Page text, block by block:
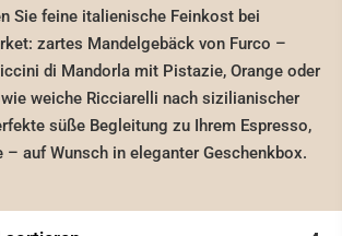
Sie feine italienische Feinkost bei
zartes Mandelgebäck von Furco –
di Mandorla mit Pistazie, Orange oder
weiche Ricciarelli nach sizilianischer
süße Begleitung zu Ihrem Espresso,
– auf Wunsch in eleganter Geschenkbox.